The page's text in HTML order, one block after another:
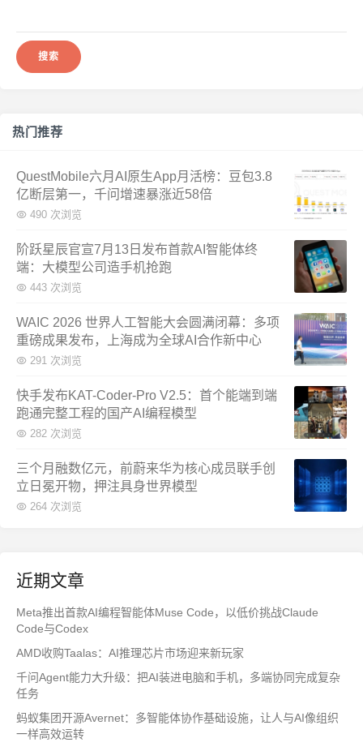
热门推荐
QuestMobile六月AI原生App月活榜：豆包3.8
亿断层第一，千问增速暴涨近58倍
490 次浏览
阶跃星辰官宣7月13日发布首款AI智能体终
端：大模型公司造手机抢跑
443 次浏览
WAIC 2026 世界人工智能大会圆满闭幕：多项
重磅成果发布，上海成为全球AI合作新中心
291 次浏览
快手发布KAT-Coder-Pro V2.5：首个能端到端
跑通完整工程的国产AI编程模型
282 次浏览
三个月融数亿元，前蔚来华为核心成员联手创
立日冕开物，押注具身世界模型
264 次浏览
近期文章
Meta推出首款AI编程智能体Muse Code，以低价挑战Claude
Code与Codex
AMD收购Taalas：AI推理芯片市场迎来新玩家
千问Agent能力大升级：把AI装进电脑和手机，多端协同完成复杂
任务
蚂蚁集团开源Avernet：多智能体协作基础设施，让人与AI像组织
一样高效运转